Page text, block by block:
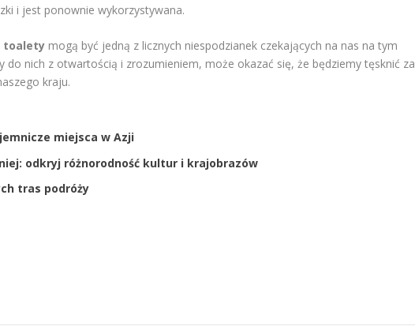
i jest ponownie wykorzystywana.
toalety mogą być jedną z licznych niespodzianek czekających na nas na tym
do nich z otwartością i zrozumieniem, może okazać się, że będziemy tęsknić za
kraju.
miejsca w Azji
odkryj różnorodność kultur i krajobrazów
tras podróży